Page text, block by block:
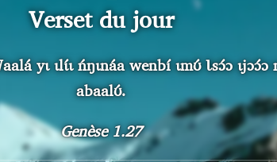
Verset du jour
yɩ ɩlɩ́ɩ ńŋɩnáa wenbí ɩmʊ́ Ɩsɔ́ɔ
abaalʊ́.
Genèse 1.27